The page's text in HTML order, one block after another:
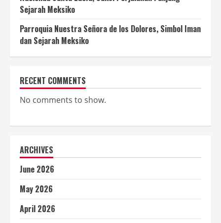
Sejarah Meksiko
Parroquia Nuestra Señora de los Dolores, Simbol Iman
dan Sejarah Meksiko
RECENT COMMENTS
No comments to show.
ARCHIVES
June 2026
May 2026
April 2026